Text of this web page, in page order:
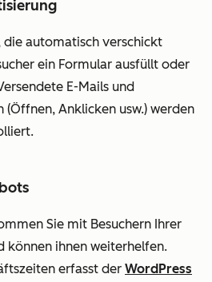
die automatisch verschickt
ein Formular ausfüllt oder
E-Mails und
Anklicken usw.) werden
Sie mit Besuchern Ihrer
können ihnen weiterhelfen.
erfasst der WordPress